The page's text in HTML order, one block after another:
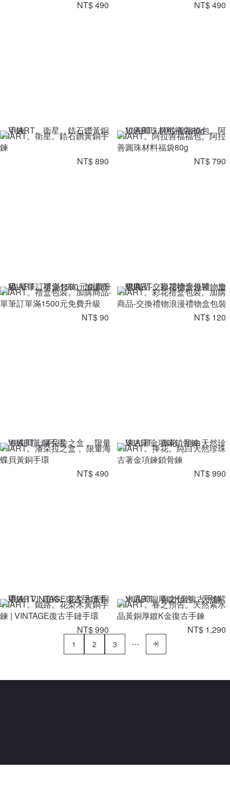
NT$ 490
NT$ 490
VIIART。衛星。鋯石鑽黃銅手
鍊
NT$ 890
VIIART。阿拉善福福包。阿拉
善圓珠材料福袋80g
NT$ 790
VIIART。禮盒包裝。加購商品-
單筆訂單滿1500元免費升級
NT$ 90
VIIART。彩花禮盒包裝。加購
商品-交換禮物浪漫禮物盒包裝
NT$ 120
VIIART。潘朵拉之盒 。限量海
蝶貝黃銅手環
NT$ 490
VIIART。捧花。純白天然珍珠
古著金項鍊鎖骨鍊
NT$ 990
VIIART。鐵路。花梨木黃銅手
鍊 | VINTAGE復古手鏈手環
NT$ 990
VIIART。春之預告。天然紫水
晶黃銅厚鍍K金復古手鍊
NT$ 1,290
1 2 3